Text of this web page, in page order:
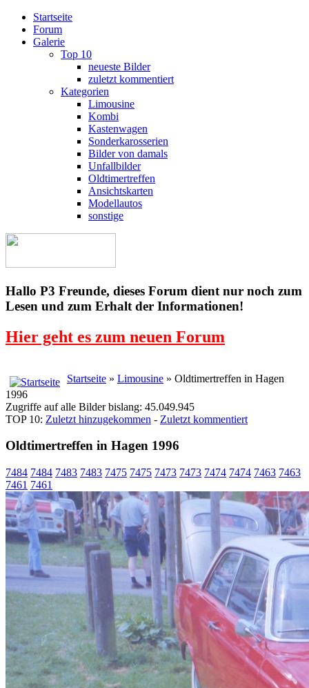
Startseite
Forum
Galerie
Top 10
neueste Bilder
zuletzt kommentiert
Kategorien
Limousine
Kombi
Kastenwagen
Sonderkarosserien
Bilder von damals
Unfallbilder
Oldtimertreffen
Ansichtskarten
Modellautos
sonstige
Hallo P3 Freunde, dieses Forum dient nur noch zum
Lesen und zum Erhalt der Informationen!
Hier geht es zum neuen Forum
Startseite » Limousine » Oldtimertreffen in Hagen
1996
Zugriffe auf alle Bilder bislang: 45.049.945
TOP 10: Zuletzt hinzugekommen - Zuletzt kommentiert
Oldtimertreffen in Hagen 1996
7484 7484 7483 7483 7475 7475 7473 7473 7474 7474 7463 7463
7461 7461